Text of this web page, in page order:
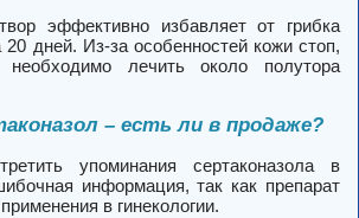
эффективно избавляет от грибка
дней. Из-за особенностей кожи стоп,
лечить около полутора
– есть ли в продаже?
упоминания сертаконазола в
информация, так как препарат
в гинекологии.